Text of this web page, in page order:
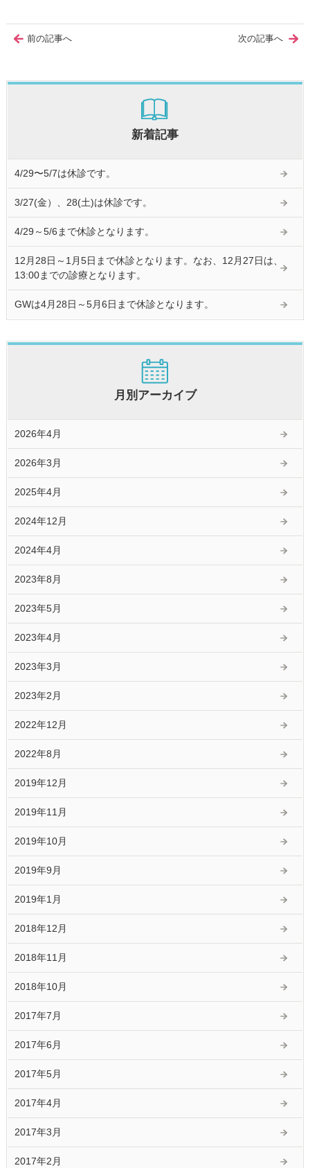
前の記事へ 次の記事へ
新着記事
4/29〜5/7は休診です。
3/27(金）、28(土)は休診です。
4/29～5/6まで休診となります。
12月28日～1月5日まで休診となります。なお、12月27日は、
13:00までの診療となります。
GWは4月28日～5月6日まで休診となります。
月別アーカイブ
2026年4月
2026年3月
2025年4月
2024年12月
2024年4月
2023年8月
2023年5月
2023年4月
2023年3月
2023年2月
2022年12月
2022年8月
2019年12月
2019年11月
2019年10月
2019年9月
2019年1月
2018年12月
2018年11月
2018年10月
2017年7月
2017年6月
2017年5月
2017年4月
2017年3月
2017年2月